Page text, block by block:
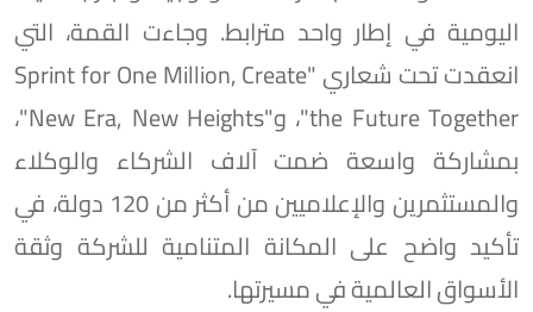
اليومية في إطار واحد مترابط. وجاءت القمة، التي
انعقدت تحت شعاري "Sprint for One Million, Create
the Future Together"، و"New Era, New Heights"،
بمشاركة واسعة ضمت آلاف الشركاء والوكلاء
والمستثمرين والإعلاميين من أكثر من 120 دولة، في
تأكيد واضح على المكانة المتنامية للشركة وثقة
الأسواق العالمية في مسيرتها.